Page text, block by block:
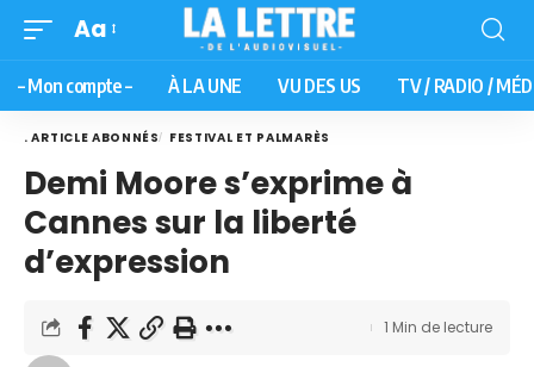
Aa
– Mon compte – À LA UNE VU DES US TV / RADIO /
. ARTICLE ABONNÉS FESTIVAL ET PALMARÈS
Demi Moore s’exprime à
Cannes sur la liberté
d’expression
1 Min de lecture